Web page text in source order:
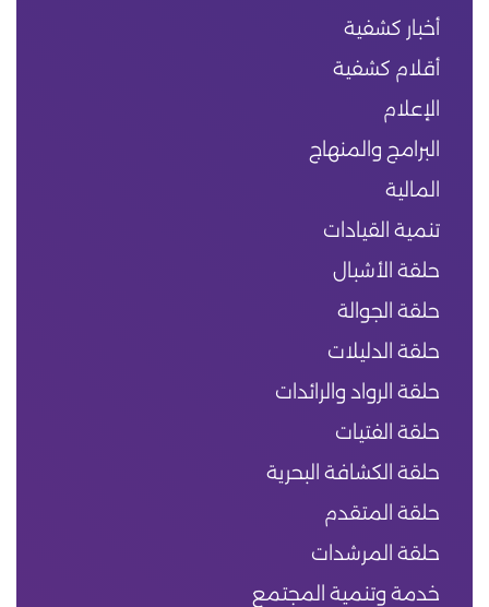
أخبار كشفية
أقلام كشفية
الإعلام
البرامج والمنهاج
المالية
تنمية القيادات
حلقة الأشبال
حلقة الجوالة
حلقة الدليلات
حلقة الرواد والرائدات
حلقة الفتيات
حلقة الكشافة البحرية
حلقة المتقدم
حلقة المرشدات
خدمة وتنمية المجتمع